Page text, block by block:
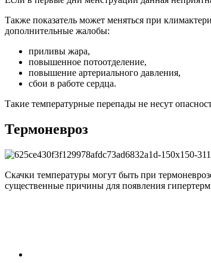
Также показатель может меняться при
дополнительные жалобы:
приливы жара,
повышенное потоотделение,
повышение артериального давления,
сбои в работе сердца.
Такие температурные перепады не несут
Термоневроз
Скачки температуры могут быть при
существенные причины для появления